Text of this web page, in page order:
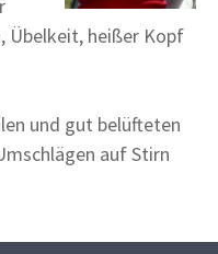
Übelkeit, heißer Kopf
und gut belüfteten
auf Stirn